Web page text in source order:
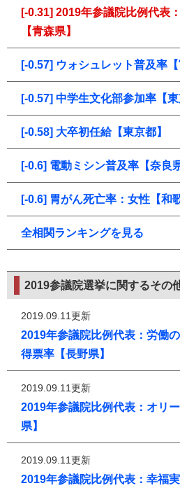
[-0.31] 2019年参議院比例代表
【青森県】
[-0.57] ウォシュレット普及率【
[-0.57] 中学生文化部参加率【東
[-0.58] 大卒初任給【東京都】
[-0.6] 電動ミシン普及率【奈良
[-0.6] 胃がん死亡率：女性【和
全相関ランキングを見る
2019参議院選挙に関するその
2019.09.11更新
2019年参議院比例代表：労働
得票率【長野県】
2019.09.11更新
2019年参議院比例代表：オリ
県】
2019.09.11更新
2019年参議院比例代表：幸福